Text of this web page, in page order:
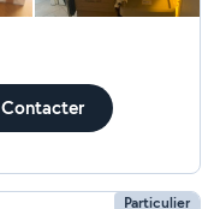
Contacter
Particulier